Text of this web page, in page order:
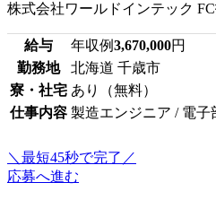
株式会社ワールドインテック
給与 年収例3,670,000円
勤務地
北海道 千歳市
寮・社宅 あり（無料）
仕事内容 製造エンジニア / 電
＼最短45秒で完了／
応募へ進む